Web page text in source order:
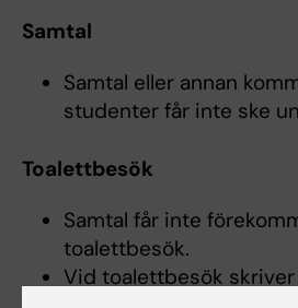
Samtal
Samtal eller annan
studenter får inte ske
Toalettbesök
Samtal får inte
toalettbesök.
Vid toalettbesök